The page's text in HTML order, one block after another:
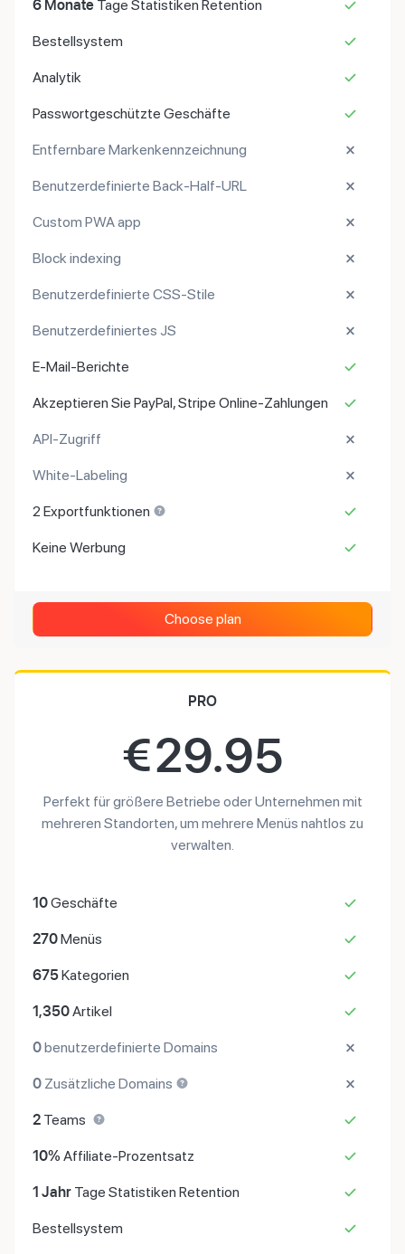
6 Monate Tage Statistiken Retention
Bestellsystem
Analytik
Passwortgeschützte Geschäfte
Entfernbare Markenkennzeichnung
Benutzerdefinierte Back-Half-URL
Custom PWA app
Block indexing
Benutzerdefinierte CSS-Stile
Benutzerdefiniertes JS
E-Mail-Berichte
Akzeptieren Sie PayPal, Stripe Online-Zahlungen
API-Zugriff
White-Labeling
2 Exportfunktionen
Keine Werbung
Choose plan
PRO
€29.95
Perfekt für größere Betriebe oder Unternehmen mit
mehreren Standorten, um mehrere Menüs nahtlos zu
verwalten.
10Geschäfte
270Menüs
675Kategorien
1,350Artikel
0benutzerdefinierte Domains
0 Zusätzliche Domains
2 Teams
10% Affiliate-Prozentsatz
1 Jahr Tage Statistiken Retention
Bestellsystem